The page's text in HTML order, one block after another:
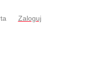
Zaloguj